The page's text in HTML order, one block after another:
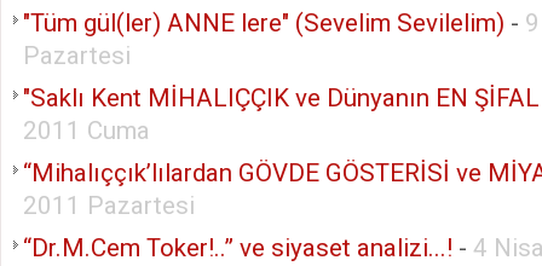
"Tüm gül(ler) ANNE lere" (Sevelim Sevilelim) -
Pazartesi
"Saklı Kent MİHALIÇÇIK ve Dünyanın EN
2011 Cuma
“Mihalıççık’lılardan GÖVDE GÖSTERİSİ ve
2011 Pazartesi
“Dr.M.Cem Toker!..” ve siyaset analizi...! - 4